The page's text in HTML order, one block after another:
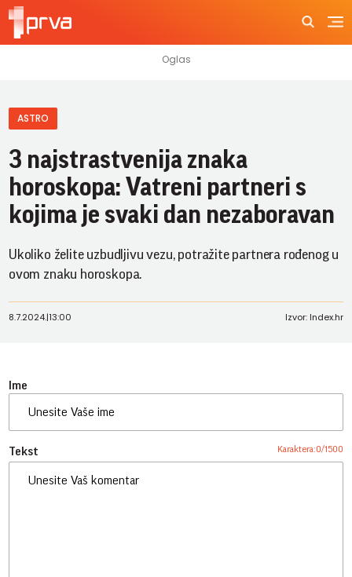
ASTRO
3 najstrastvenija znaka
horoskopa: Vatreni partneri s
kojima je svaki dan nezaboravan
Ukoliko želite uzbudljivu vezu, potražite partnera rođenog u
ovom znaku horoskopa.
8.7.2024.|13:00 Izvor: Index.hr
Ime
Tekst Karaktera:0/1500